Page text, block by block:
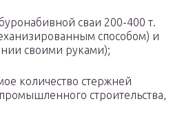
сваи 200-400 т.
способом) и
своими руками);
количество стержней
строительства,